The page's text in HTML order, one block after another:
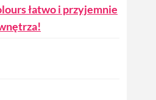
łatwo i przyjemnie